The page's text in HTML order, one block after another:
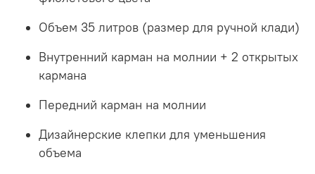
Объем 35 литров (размер для ручной клади)
Внутренний карман на молнии + 2 открытых
кармана
Передний карман на молнии
Дизайнерские клепки для уменьшения
объема